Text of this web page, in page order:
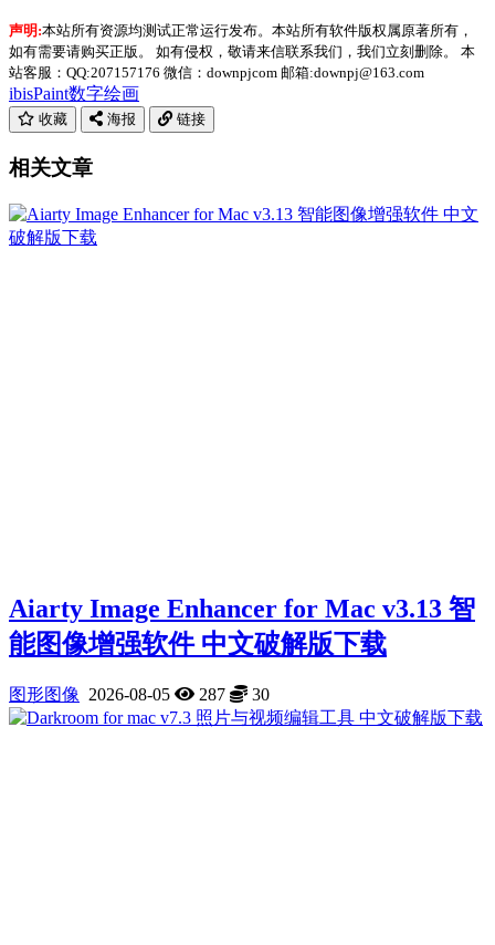
声明:本站所有资源均测试正常运行发布。本站所有软件版权属原著所有，
如有需要请购买正版。 如有侵权，敬请来信联系我们，我们立刻删除。 本
站客服：QQ:207157176 微信：downpjcom 邮箱:downpj@163.com
ibisPaint数字绘画
收藏 海报 链接
相关文章
Aiarty Image Enhancer for Mac v3.13 智
能图像增强软件 中文破解版下载
图形图像 2026-08-05 287 30